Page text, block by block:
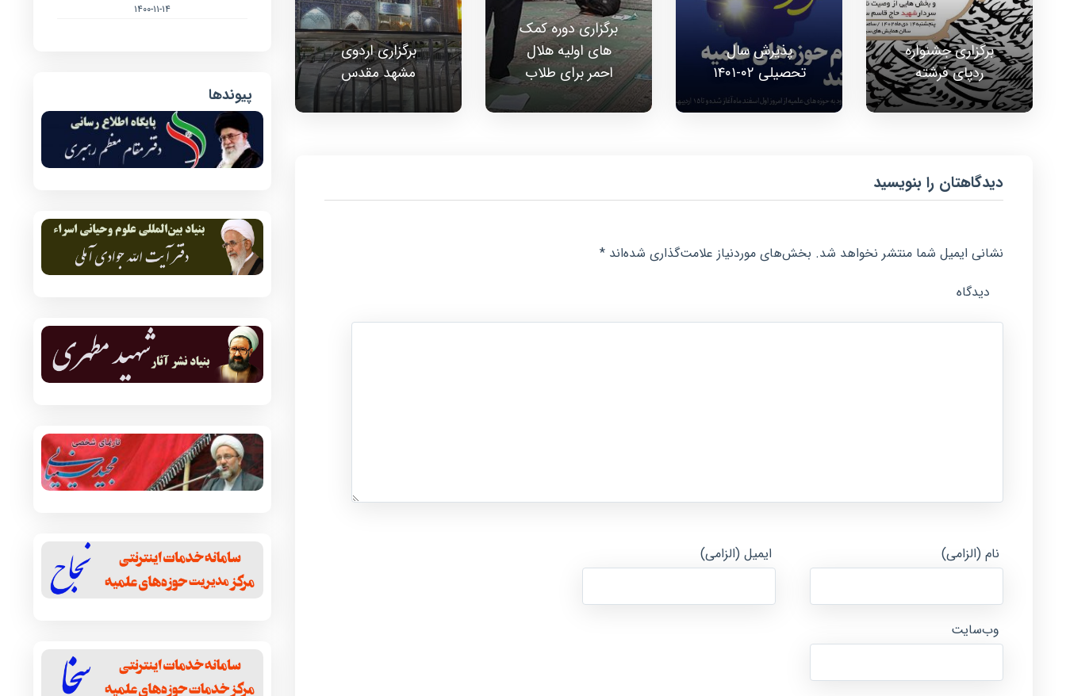
برگزاری جشنواره
ردپای فرشته
پذیرش سال
تحصیلی ۰۲-۱۴۰۱
برگزاری دوره کمک
های اولیه هلال
احمر برای طلاب
برگزاری اردوی
مشهد مقدس
دیدگاهتان را بنویسید
نشانی ایمیل شما منتشر نخواهد شد. بخش‌های موردنیاز علامت‌گذاری شده‌اند*
دیدگاه
نام (الزامی) ایمیل (الزامی)
وب‌سایت
۱۴۰۰-۱۱-۱۴
پیوندها